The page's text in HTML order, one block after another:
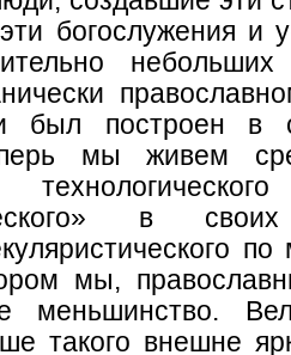
богослужения и
был построен в
мы живем
в
мы,
меньшинство.
такого внешне